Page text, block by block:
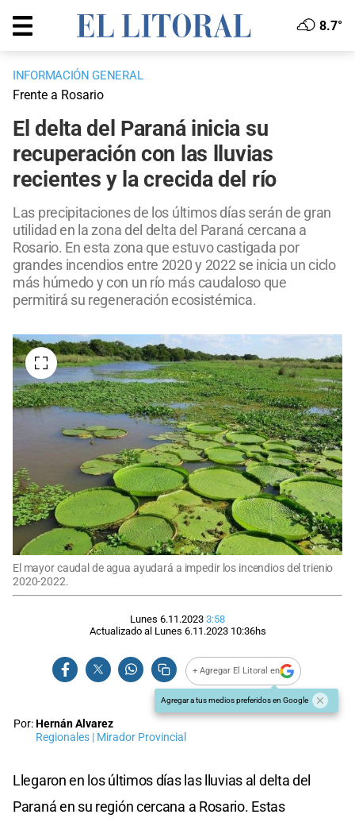
8.7°
INFORMACIÓN GENERAL
Frente a Rosario
El delta del Paraná inicia su
recuperación con las lluvias
recientes y la crecida del río
Las precipitaciones de los últimos días serán de gran
utilidad en la zona del delta del Paraná cercana a
Rosario. En esta zona que estuvo castigada por
grandes incendios entre 2020 y 2022 se inicia un ciclo
más húmedo y con un río más caudaloso que
permitirá su regeneración ecosistémica.
El mayor caudal de agua ayudará a impedir los incendios del trienio
2020-2022.
Lunes 6.11.2023 3:58
Actualizado al Lunes 6.11.2023 10:36hs
+ Agregar El Litoral en
Agregar a tus medios preferidos en Google
Por:Hernán Alvarez
Regionales | Mirador Provincial
Llegaron en los últimos días las lluvias al delta del
Paraná en su región cercana a Rosario. Estas